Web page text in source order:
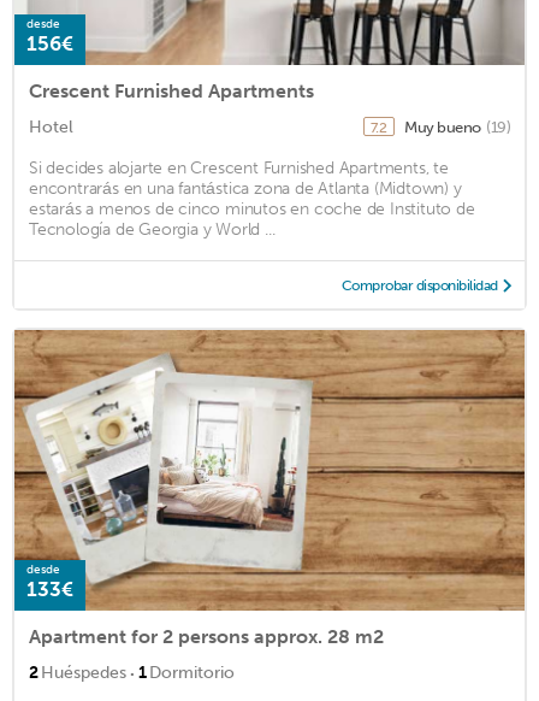
desde
156€
Crescent Furnished Apartments
Hotel 7.2 Muy bueno (19)
Si decides alojarte en Crescent Furnished Apartments, te
encontrarás en una fantástica zona de Atlanta (Midtown) y
estarás a menos de cinco minutos en coche de Instituto de
Tecnología de Georgia y World ...
Comprobar disponibilidad
desde
133€
Apartment for 2 persons approx. 28 m2
2Huéspedes · 1Dormitorio